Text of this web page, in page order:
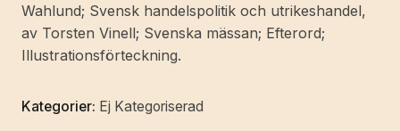
Wahlund; Svensk handelspolitik och utrikeshandel,
av Torsten Vinell; Svenska mässan; Efterord;
Illustrationsförteckning.
Kategorier: Ej Kategoriserad